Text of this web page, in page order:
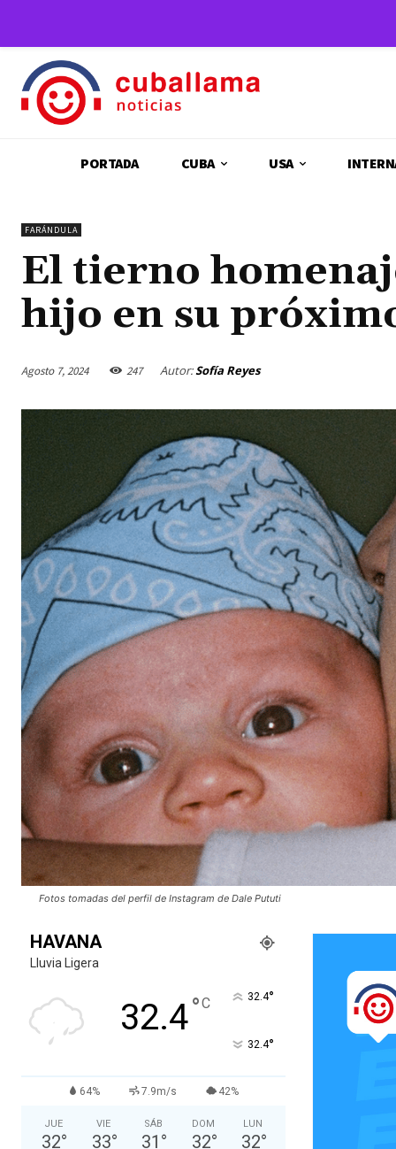
PORTADA CUBA USA
FARÁNDULA
El tierno
hijo en su
Agosto 7, 2024 247 Autor:Sofía Reyes
Fotos tomadas del perfil de Instagram de Dale Pututi
HAVANA
Lluvia Ligera
32.4°C 32.4°
32.4°
64% 7.9m/s 42%
JUE
32°
VIE
33°
SÁB
31 °
DOM
32°
LUN
32°